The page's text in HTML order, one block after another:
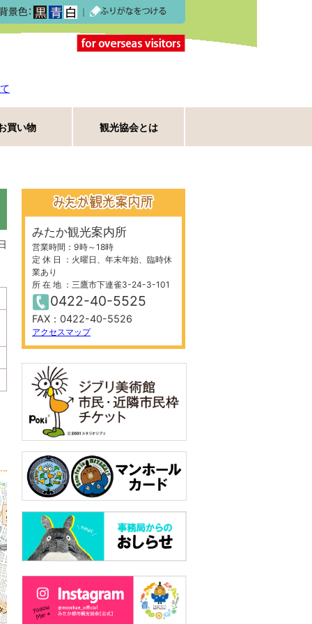
｜
買い物 観光協会とは
みたか観光案内所
営業時間：9時～18時
定 休 日 ：火曜日、年末年始、臨時休
業あり
所 在 地 ：三鷹市下連雀3-24-3-101
0422-40-5525
FAX：0422-40-5526
アクセスマップ